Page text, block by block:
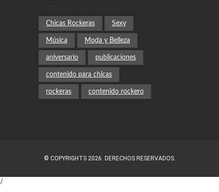
Chicas Rockeras Sexy
Música Moda y Belleza
aniversario publicaciones
contenido para chicas
rockeras contenido rockero
© COPYRIGHTS 2026. DERECHOS RESERVADOS.
/